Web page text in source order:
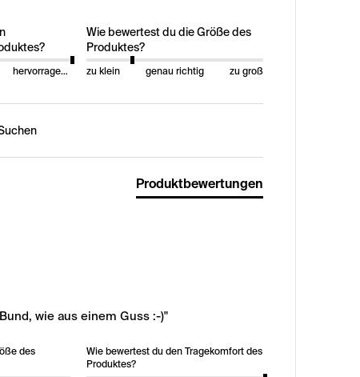
hervorragend
Wie bewertest du die Größe des
Produktes?
zu klein genau richtig zu groß
Produktbewertungen
wie aus einem Guss :-)"
des
Wie bewertest du den Tragekomfort des
Produktes?